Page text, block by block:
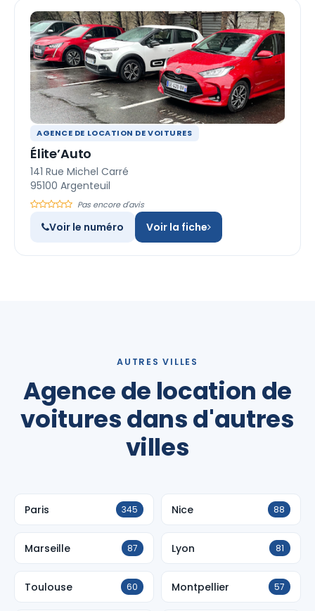
AGENCE DE LOCATION DE VOITURES
Élite’Auto
141 Rue Michel Carré
95100 Argenteuil
Pas encore d'avis
Voir le numéro Voir la fiche
AUTRES VILLES
Agence de location de
voitures dans d'autres
villes
Paris 345 Nice 88
Marseille 87 Lyon 81
Toulouse 60 Montpellier 57